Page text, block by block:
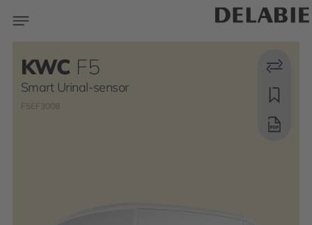
KWC F5
Smart Urinal-sensor
F5EF3008